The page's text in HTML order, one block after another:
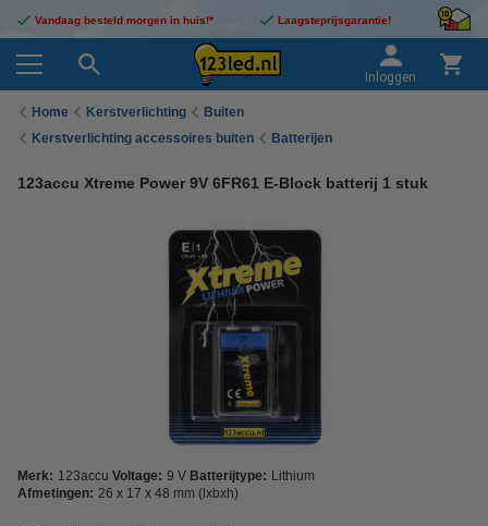
Vandaag besteld morgen in huis!* Laagsteprijsgarantie!
Inloggen
Home Kerstverlichting
Buiten
Kerstverlichting accessoires buiten
Batterijen
123accu Xtreme Power 9V 6FR61 E-Block batterij 1 stuk
Merk: 123accu Voltage: 9 V Batterijtype: Lithium
Afmetingen: 26 x 17 x 48 mm (lxbxh)